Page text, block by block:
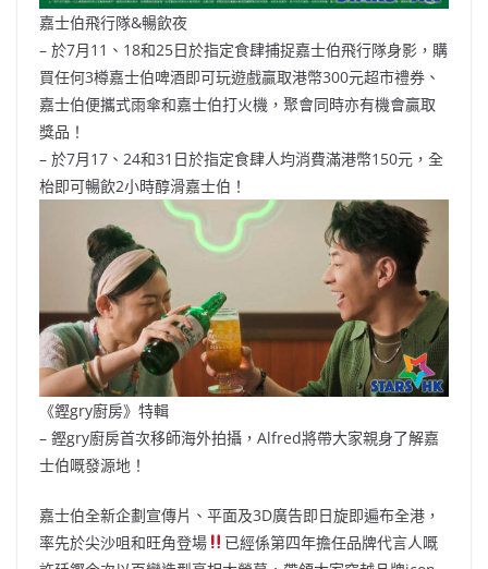
嘉士伯飛行隊&暢飲夜
– 於7月11、18和25日於指定食肆捕捉嘉士伯飛行隊身影，購
買任何3樽嘉士伯啤酒即可玩遊戲贏取港幣300元超市禮券、
嘉士伯便攜式雨傘和嘉士伯打火機，聚會同時亦有機會贏取
獎品！
– 於7月17、24和31日於指定食肆人均消費滿港幣150元，全
枱即可暢飲2小時醇滑嘉士伯！
《鏗gry廚房》特輯
– 鏗gry廚房首次移師海外拍攝，Alfred將帶大家親身了解嘉
士伯嘅發源地！
嘉士伯全新企劃宣傳片、平面及3D廣告即日旋即遍布全港，
率先於尖沙咀和旺角登場
已經係第四年擔任品牌代言人嘅